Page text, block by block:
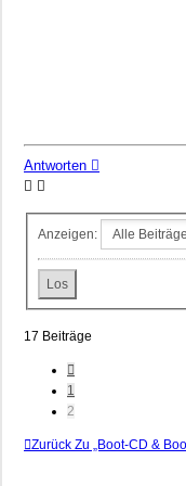
Antworten
Anzeigen:
17 Beiträge
1
2
Zurück Zu „Boot-CD &